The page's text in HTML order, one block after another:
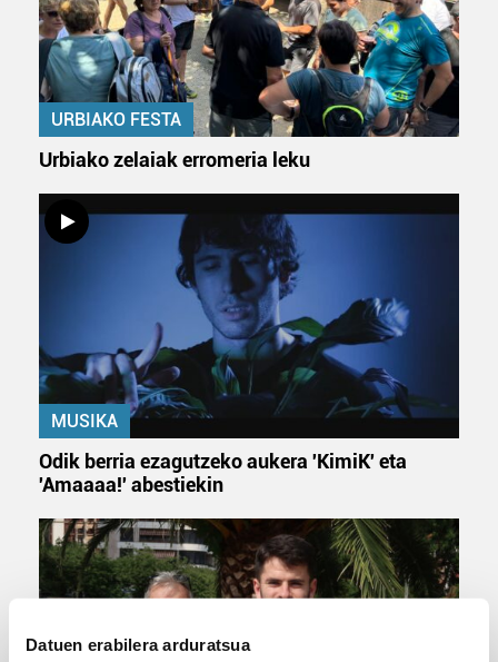
Datuen erabilera arduratsua
URBIAKO FESTA
Urbiako zelaiak erromeria leku
MUSIKA
Odik berria ezagutzeko aukera 'KimiK' eta
'Amaaaa!' abestiekin